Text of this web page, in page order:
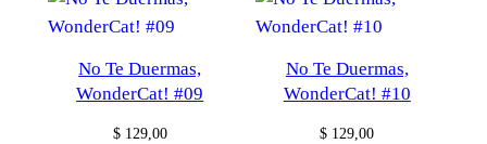
No Te Duermas,
WonderCat! #09
$129,00
No Te Duermas,
WonderCat! #10
$ 129,00